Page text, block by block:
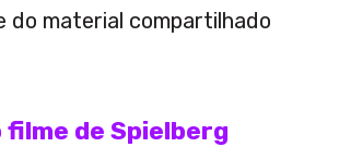
do material compartilhado
de Spielberg